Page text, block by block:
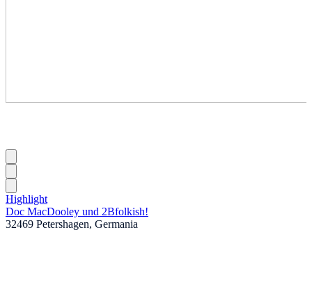
Highlight
Doc MacDooley und 2Bfolkish!
32469 Petershagen, Germania